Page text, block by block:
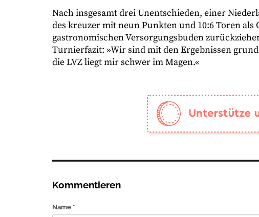
Nach insgesamt drei Unentschieden, einer
des kreuzer mit neun Punkten und 10:6 Toren
gastronomischen Versorgungsbuden
Turnierfazit: »Wir sind mit den Ergebnissen
die LVZ liegt mir schwer im Magen.«
Kommentieren
Name *